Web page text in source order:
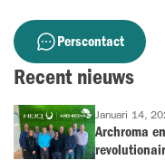
Perscontact
Recent nieuws
Januari 14,
Archroma